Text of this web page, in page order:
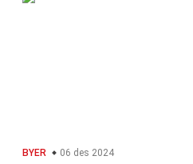
BYER 06 des 2024